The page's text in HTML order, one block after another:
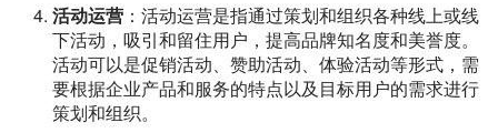
活动运营 ：活动运营是指通过策划和组织各种线上或线
下活动，吸引和留住用户，提高品牌知名度和美誉度。
活动可以是促销活动、赞助活动、体验活动等形式，需
要根据企业产品和服务的特点以及目标用户的需求进行
策划和组织。